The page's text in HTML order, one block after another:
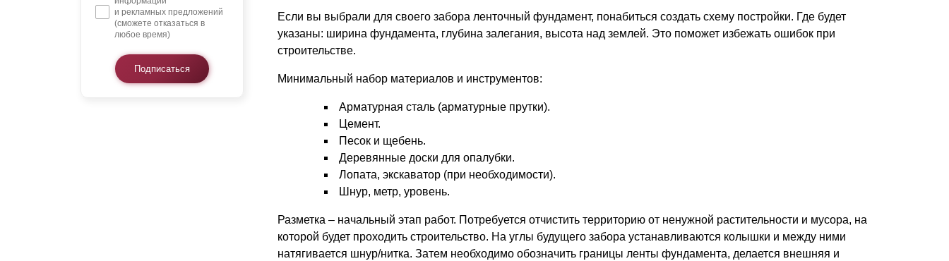
и рекламных предложений
(сможете отказаться в
любое время)
Подписаться
Если вы выбрали для своего забора ленточный фундамент, понабиться создать схему постройки. Где будет
указаны: ширина фундамента, глубина залегания, высота над землей. Это поможет избежать ошибок при
строительстве.
Минимальный набор материалов и инструментов:
Арматурная сталь (арматурные прутки).
Цемент.
Песок и щебень.
Деревянные доски для опалубки.
Лопата, экскаватор (при необходимости).
Шнур, метр, уровень.
Разметка – начальный этап работ. Потребуется отчистить территорию от ненужной растительности и мусора, на
которой будет проходить строительство. На углы будущего забора устанавливаются колышки и между ними
натягивается шнур/нитка. Затем необходимо обозначить границы ленты фундамента, делается внешняя и